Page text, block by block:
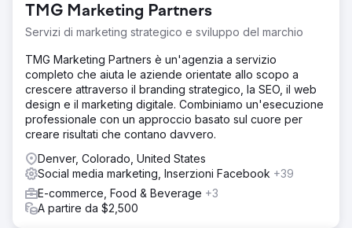
TMG Marketing Partners
Servizi di marketing strategico e sviluppo del marchio
TMG Marketing Partners è un'agenzia a servizio
completo che aiuta le aziende orientate allo scopo a
crescere attraverso il branding strategico, la SEO, il web
design e il marketing digitale. Combiniamo un'esecuzione
professionale con un approccio basato sul cuore per
creare risultati che contano davvero.
Denver, Colorado, United States
Social media marketing, Inserzioni Facebook +39
E-commerce, Food & Beverage +3
A partire da $2,500